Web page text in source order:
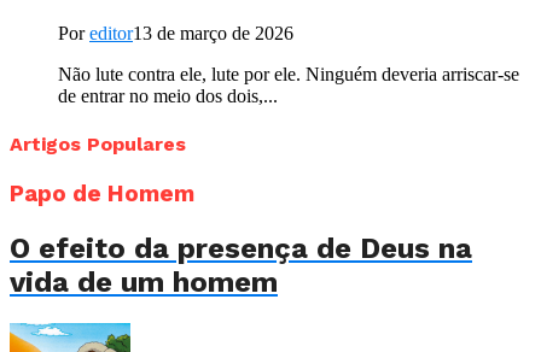
Poreditor13 de março de 2026
Não lute contra ele, lute por ele. Ninguém deveria arriscar-se
de entrar no meio dos dois,...
Artigos Populares
Papo de Homem
O efeito da presença de Deus na
vida de um homem